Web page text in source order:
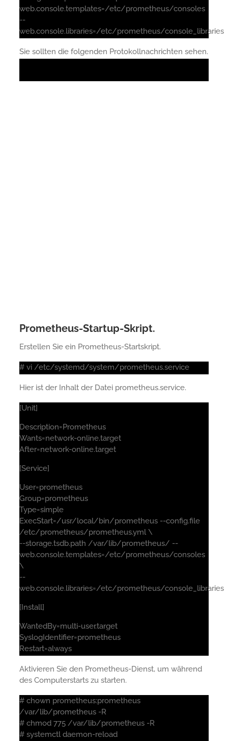
web.console.templates=/etc/prometheus/consoles
--
web.console.libraries=/etc/prometheus/console_libraries
Sie sollten die folgenden Protokollnachrichten sehen.
Prometheus-Startup-Skript.
Erstellen Sie ein Prometheus-Startskript.
# vi /etc/systemd/system/prometheus.service
Hier ist der Inhalt der Datei prometheus.service.
[Unit]
Description=Prometheus
Wants=network-online.target
After=network-online.target
[Service]
User=prometheus
Group=prometheus
Type=simple
ExecStart=/usr/local/bin/prometheus --config.file
/etc/prometheus/prometheus.yml \
--storage.tsdb.path /var/lib/prometheus/ --
web.console.templates=/etc/prometheus/consoles
\
--
web.console.libraries=/etc/prometheus/console_libraries
[Install]
WantedBy=multi-user.target
SyslogIdentifier=prometheus
Restart=always
Aktivieren Sie den Prometheus-Dienst, um während
des Computerstarts zu starten.
# chown prometheus:prometheus
/var/lib/prometheus -R
# chmod 775 /var/lib/prometheus -R
# systemctl daemon-reload